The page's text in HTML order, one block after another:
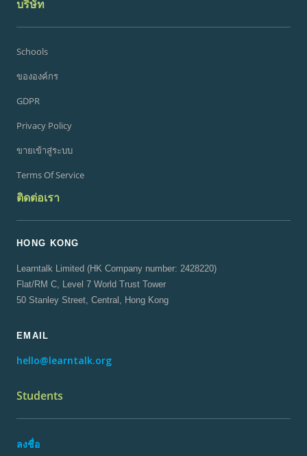
บริษัท
Schools
ขององค์กร
GDPR
Privacy Policy
ขายเข้าสู่ระบบ
Terms Of Service
ติดต่อเรา
HONG KONG
Learntalk Limited (HK Company number: 2428220)
Flat/RM C, Level 7 World Trust Tower
50 Stanley Street, Central, Hong Kong
EMAIL
hello@learntalk.org
Students
ลงชื่อ